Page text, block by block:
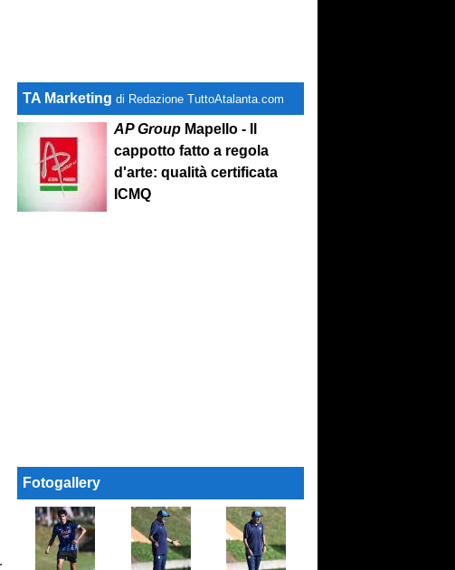
TA Marketing di Redazione TuttoAtalanta.com
AP Group Mapello - Il
cappotto fatto a regola
d'arte: qualità certificata
ICMQ
Fotogallery